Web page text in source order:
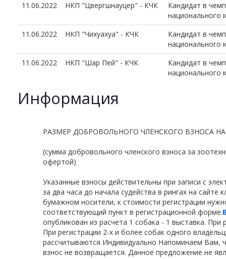
11.06.2022
НКП "Цвергшнауцер" - КЧК
Кандидат в
национального
11.06.2022
НКП "Чихуахуа" - КЧК
Кандидат в
национального
11.06.2022
НКП "Шар Пей" - КЧК
Кандидат в
национального
Информация
РАЗМЕР ДОБРОВОЛЬНОГО ЧЛЕНСКОГО ВЗНОСА
(сумма добровольного членского взноса за
офертой)
Указанные взносы действительны при записи с
за два часа до начала судейства в рингах на
бумажном носители, к стоимости регистрации
соответствующий пункт в регистрационной форме.
опубликован из расчета 1 собака - 1 выставка. При
При регистрации 2-х и более собак одного
рассчитываются Индивидуально Напоминаем Вам,
взнос не возвращается. Данное предложение не